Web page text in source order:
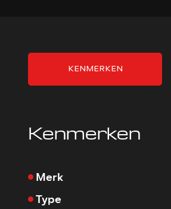
KENMERKEN
Kenmerken
Merk
Type